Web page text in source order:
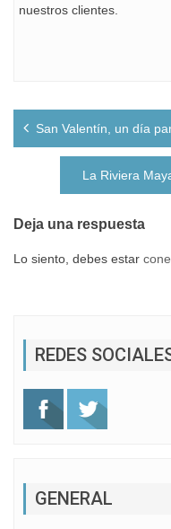
nuestros clientes.
Navegación
entradas
San Valentín, un día
La Riviera
Deja una respuesta
Lo siento, debes estar
REDES
GENERAL